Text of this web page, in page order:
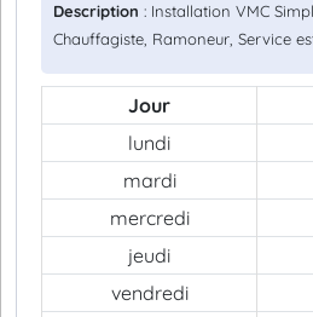
Description : Installation VMC
Chauffagiste, Ramoneur, Service
Jour
lundi
mardi
mercredi
jeudi
vendredi